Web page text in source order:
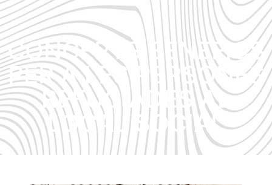
CONCERTS BENÈFICS
PER A LES PERSONES
REFUGIADES AL
LOCAL SOCIAL